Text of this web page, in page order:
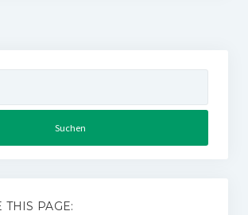
THIS PAGE: